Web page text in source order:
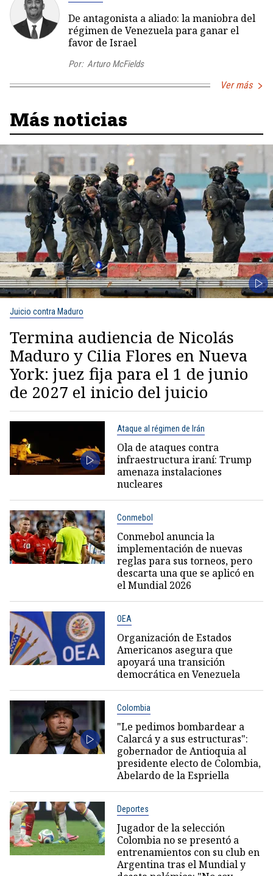
De antagonista a aliado: la maniobra del
régimen de Venezuela para ganar el
favor de Israel
Por: Arturo McFields
Ver más
Más noticias
Juicio contra Maduro
Termina audiencia de Nicolás
Maduro y Cilia Flores en Nueva
York: juez fija para el 1 de junio
de 2027 el inicio del juicio
Ataque al régimen de Irán
Ola de ataques contra
infraestructura iraní: Trump
amenaza instalaciones
nucleares
Conmebol
Conmebol anuncia la
implementación de nuevas
reglas para sus torneos, pero
descarta una que se aplicó en
el Mundial 2026
OEA
Organización de Estados
Americanos asegura que
apoyará una transición
democrática en Venezuela
Colombia
"Le pedimos bombardear a
Calarcá y a sus estructuras":
gobernador de Antioquia al
presidente electo de Colombia,
Abelardo de la Espriella
Deportes
Jugador de la selección
Colombia no se presentó a
entrenamientos con su club en
Argentina tras el Mundial y